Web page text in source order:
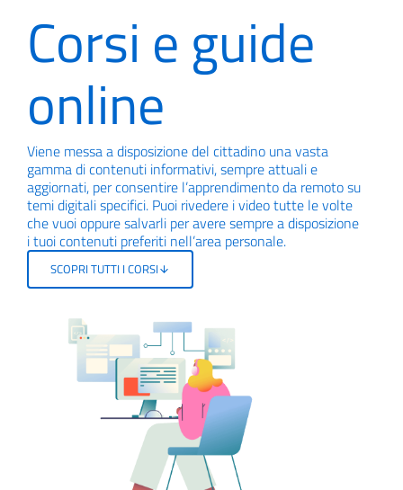
Corsi e guide
online
Viene messa a disposizione del cittadino una vasta
gamma di contenuti informativi, sempre attuali e
aggiornati, per consentire l’apprendimento da remoto su
temi digitali specifici. Puoi rivedere i video tutte le volte
che vuoi oppure salvarli per avere sempre a disposizione
i tuoi contenuti preferiti nell’area personale.
SCOPRI TUTTI I CORSI